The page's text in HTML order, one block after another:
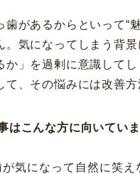
歯があるからといって“
。気になってしまう背景
か」を過剰に意識して
て、その悩みには改善方
はこんな方に向いてい
が気になって自然に笑え